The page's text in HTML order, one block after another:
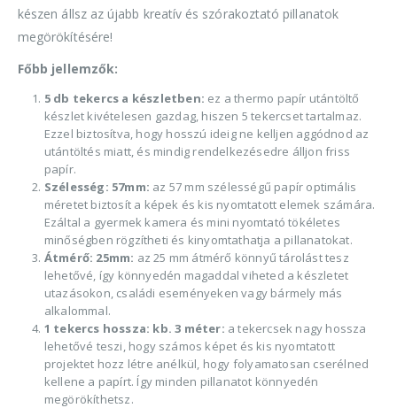
készen állsz az újabb kreatív és szórakoztató pillanatok
megörökítésére!
Főbb jellemzők:
5 db tekercs a készletben: ez a thermo papír utántöltő
készlet kivételesen gazdag, hiszen 5 tekercset tartalmaz.
Ezzel biztosítva, hogy hosszú ideig ne kelljen aggódnod az
utántöltés miatt, és mindig rendelkezésedre álljon friss
papír.
Szélesség: 57mm: az 57 mm szélességű papír optimális
méretet biztosít a képek és kis nyomtatott elemek számára.
Ezáltal a gyermek kamera és mini nyomtató tökéletes
minőségben rögzítheti és kinyomtathatja a pillanatokat.
Átmérő: 25mm: az 25 mm átmérő könnyű tárolást tesz
lehetővé, így könnyedén magaddal viheted a készletet
utazásokon, családi eseményeken vagy bármely más
alkalommal.
1 tekercs hossza: kb. 3 méter: a tekercsek nagy hossza
lehetővé teszi, hogy számos képet és kis nyomtatott
projektet hozz létre anélkül, hogy folyamatosan cserélned
kellene a papírt. Így minden pillanatot könnyedén
megörökíthetsz.